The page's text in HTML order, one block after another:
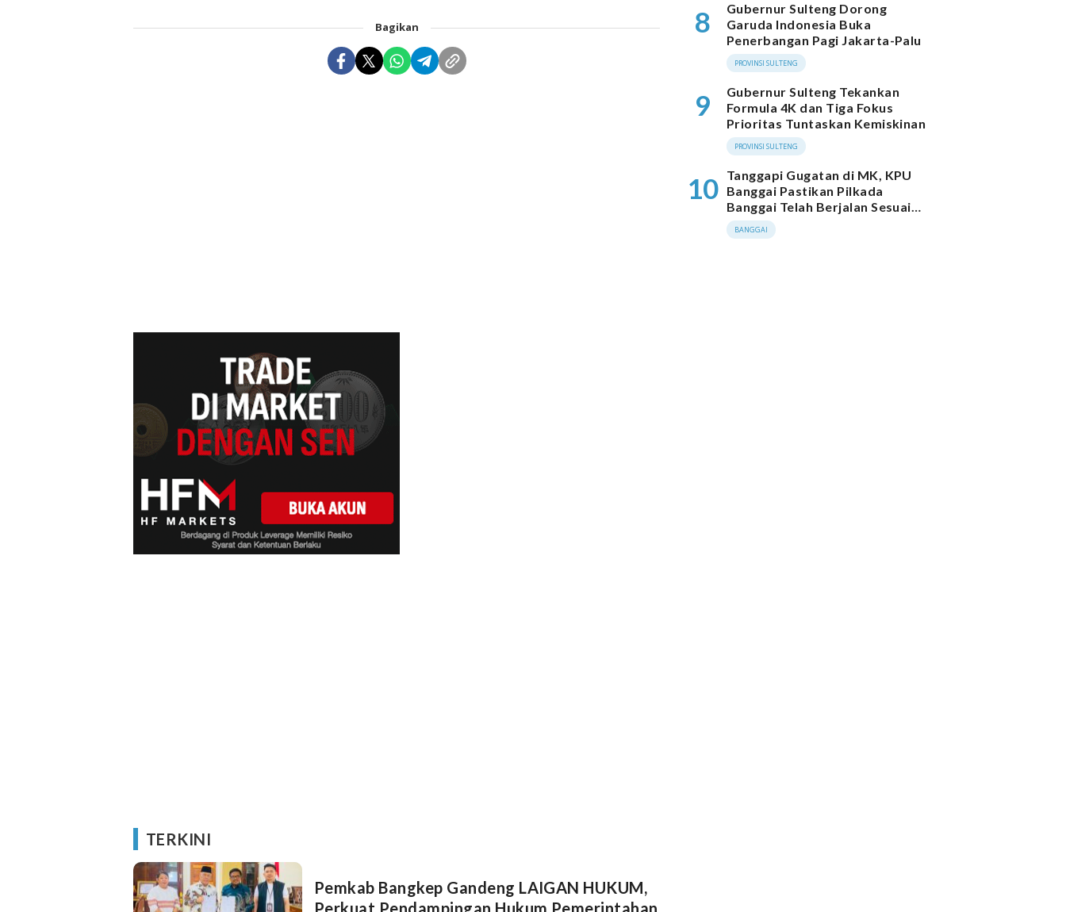
Bagikan
TERKINI
Pemkab Bangkep Gandeng LAIGAN HUKUM,
Perkuat Pendampingan Hukum Pemerintahan
8
Gubernur Sulteng Dorong
Garuda Indonesia Buka
Penerbangan Pagi Jakarta-Palu
PROVINSI SULTENG
9
Gubernur Sulteng Tekankan
Formula 4K dan Tiga Fokus
Prioritas Tuntaskan Kemiskinan
PROVINSI SULTENG
10 Tanggapi Gugatan di MK, KPU
Banggai Pastikan Pilkada
Banggai Telah Berjalan Sesuai
Tahapan
BANGGAI